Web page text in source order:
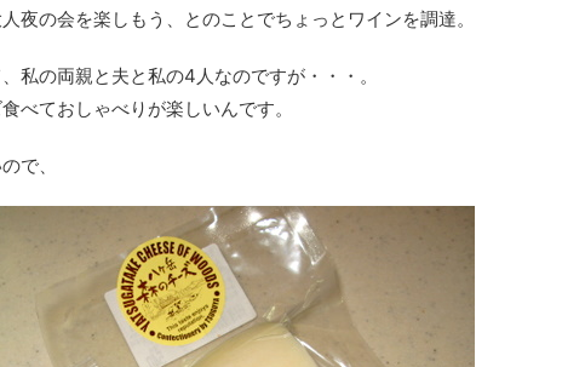
夜の会を楽しもう、とのことでちょっとワインを調達。
私の両親と夫と私の4人なのですが・・・。
べておしゃべりが楽しいんです。
で、